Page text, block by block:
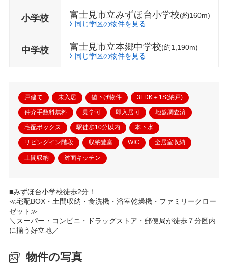
小学校 富士見市立みずほ台小学校(約160m)
同じ学区の物件を見る
中学校 富士見市立本郷中学校(約1,190m)
同じ学区の物件を見る
戸建て 未入居 値下げ物件 3LDK＋1S(納戸)
仲介手数料無料 見学可 即入居可 地盤調査済
宅配ボックス 駅徒歩10分以内 本下水
リビングイン階段 収納豊富 WIC 全居室収納
土間収納 対面キッチン
■みずほ台小学校徒歩2分！
≪宅配BOX・土間収納・食洗機・浴室乾燥機・ファミリークロー
ゼット≫
＼スーパー・コンビニ・ドラッグストア・郵便局が徒歩７分圏内
に揃う好立地／
物件の写真